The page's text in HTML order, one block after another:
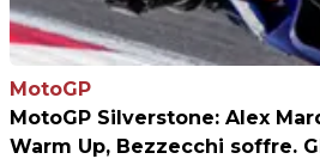
MotoGP
MotoGP Silverstone: Alex
Warm Up, Bezzecchi soffre.